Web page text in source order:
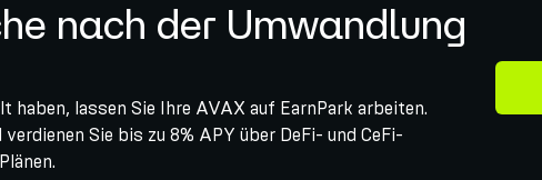
nach der Umwandlung
haben, lassen Sie Ihre AVAX auf EarnPark arbeiten.
Sie bis zu 8% APY über DeFi- und CeFi-